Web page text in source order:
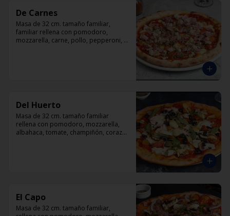
De Carnes
Masa de 32 cm. tamaño familiar,
familiar rellena con pomodoro,
mozzarella, carne, pollo, pepperoni,
Del Huerto
Masa de 32 cm. tamaño familiar
rellena con pomodoro, mozzarella,
albahaca, tomate, champiñón, corazón
El Capo
Masa de 32 cm. tamaño familiar,